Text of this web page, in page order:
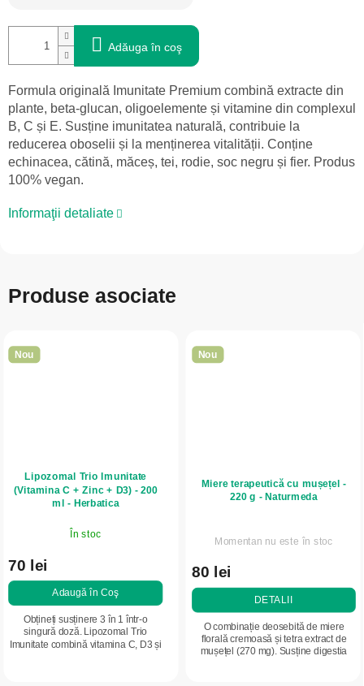
Adăuga în coş
Formula originală Imunitate Premium combină extracte din
plante, beta-glucan, oligoelemente și vitamine din complexul
B, C și E. Susține imunitatea naturală, contribuie la
reducerea oboselii și la menținerea vitalității. Conține
echinacea, cătină, măceș, tei, rodie, soc negru și fier. Produs
100% vegan.
Informaţii detaliate
Produse asociate
Nou
Lipozomal Trio Imunitate
(Vitamina C + Zinc + D3) - 200
ml - Herbatica
În stoc
70 lei
Adaugă în Coş
Obțineți susținere 3 în 1 într-o
singură doză. Lipozomal Trio
Imunitate combină vitamina C, D3 și
Nou
Miere terapeutică cu mușețel -
220 g - Naturmeda
Momentan nu este în stoc
80 lei
DETALII
O combinație deosebită de miere
florală cremoasă și tetra extract de
mușețel (270 mg). Susține digestia